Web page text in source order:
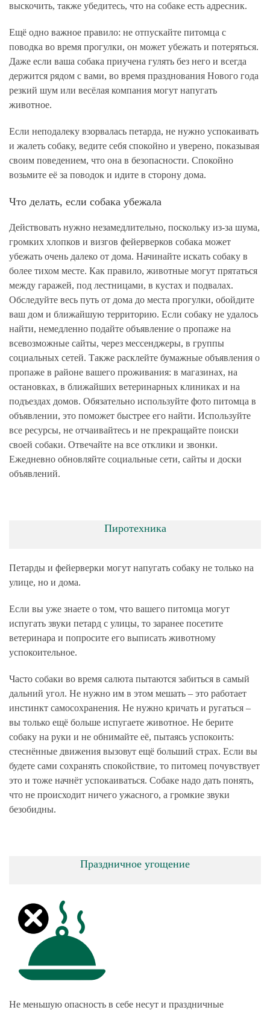
выскочить, также убедитесь, что на собаке есть адресник.
Ещё одно важное правило: не отпускайте питомца с
поводка во время прогулки, он может убежать и потеряться.
Даже если ваша собака приучена гулять без него и всегда
держится рядом с вами, во время празднования Нового года
резкий шум или весёлая компания могут напугать
животное.
Если неподалеку взорвалась петарда, не нужно успокаивать
и жалеть собаку, ведите себя спокойно и уверено, показывая
своим поведением, что она в безопасности. Спокойно
возьмите её за поводок и идите в сторону дома.
Что делать, если собака убежала
Действовать нужно незамедлительно, поскольку из-за шума,
громких хлопков и визгов фейерверков собака может
убежать очень далеко от дома. Начинайте искать собаку в
более тихом месте. Как правило, животные могут прятаться
между гаражей, под лестницами, в кустах и подвалах.
Обследуйте весь путь от дома до места прогулки, обойдите
ваш дом и ближайшую территорию. Если собаку не удалось
найти, немедленно подайте объявление о пропаже на
всевозможные сайты, через мессенджеры, в группы
социальных сетей. Также расклейте бумажные объявления о
пропаже в районе вашего проживания: в магазинах, на
остановках, в ближайших ветеринарных клиниках и на
подъездах домов. Обязательно используйте фото питомца в
объявлении, это поможет быстрее его найти. Используйте
все ресурсы, не отчаивайтесь и не прекращайте поиски
своей собаки. Отвечайте на все отклики и звонки.
Ежедневно обновляйте социальные сети, сайты и доски
объявлений.
Пиротехника
Петарды и фейерверки могут напугать собаку не только на
улице, но и дома.
Если вы уже знаете о том, что вашего питомца могут
испугать звуки петард с улицы, то заранее посетите
ветеринара и попросите его выписать животному
успокоительное.
Часто собаки во время салюта пытаются забиться в самый
дальний угол. Не нужно им в этом мешать – это работает
инстинкт самосохранения. Не нужно кричать и ругаться –
вы только ещё больше испугаете животное. Не берите
собаку на руки и не обнимайте её, пытаясь успокоить:
стеснённые движения вызовут ещё больший страх. Если вы
будете сами сохранять спокойствие, то питомец почувствует
это и тоже начнёт успокаиваться. Собаке надо дать понять,
что не происходит ничего ужасного, а громкие звуки
безобидны.
Праздничное угощение
Не меньшую опасность в себе несут и праздничные